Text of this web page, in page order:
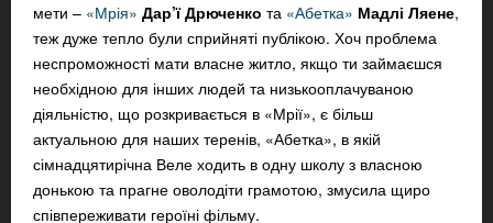
мети – «Мрія» Дар’ї Дрюченко та «Абетка» Мадлі Ляене,
теж дуже тепло були сприйняті публікою. Хоч проблема
неспроможності мати власне житло, якщо ти займаєшся
необхідною для інших людей та низькооплачуваною
діяльністю, що розкривається в «Мрії», є більш
актуальною для наших теренів, «Абетка», в якій
сімнадцятирічна Веле ходить в одну школу з власною
донькою та прагне оволодіти грамотою, змусила щиро
співпереживати героїні фільму.